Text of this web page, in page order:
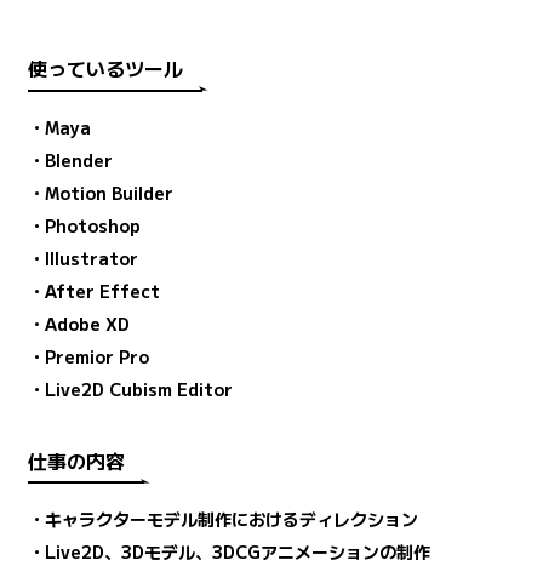
使っているツール
・Maya
・Blender
・Motion Builder
・Photoshop
・Illustrator
・After Effect
・Adobe XD
・Premior Pro
・Live2D Cubism Editor
仕事の内容
・キャラクターモデル制作におけるディレクション
・Live2D、3Dモデル、3DCGアニメーションの制作